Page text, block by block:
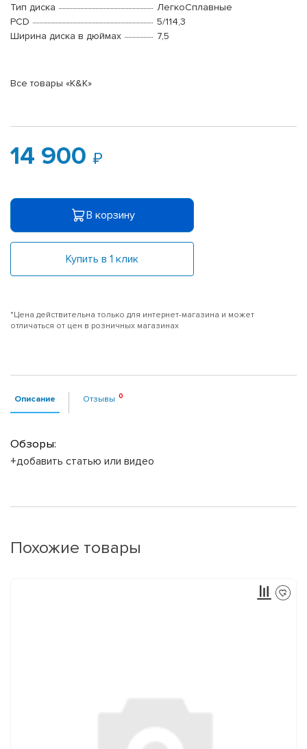
Тип диска
ЛегкоСплавные
PCD
5/114,3
Ширина диска в дюймах
7,5
Все товары «K&K»
14 900
В корзину
Купить в 1 клик
*Цена действительна только для интернет-магазина и может
отличаться от цен в розничных магазинах
Описание Отзывы
Обзоры:
+добавить статью или видео
Похожие товары